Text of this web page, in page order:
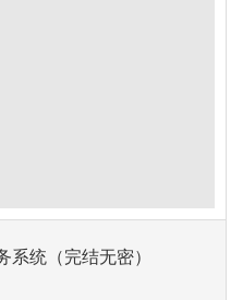
统（完结无密）